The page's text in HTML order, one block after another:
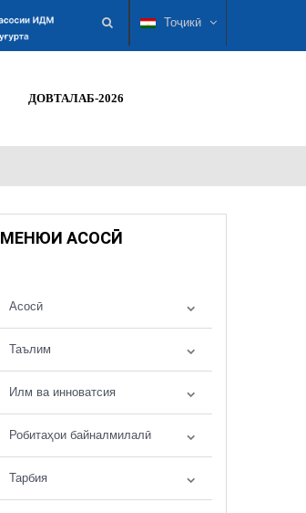
Тоҷикӣ
ДОВТАЛАБ-2026
МЕНЮИ АСОСӢ
Асосӣ
Таълим
Илм ва инноватсия
Робитаҳои байналмилалӣ
Тарбия